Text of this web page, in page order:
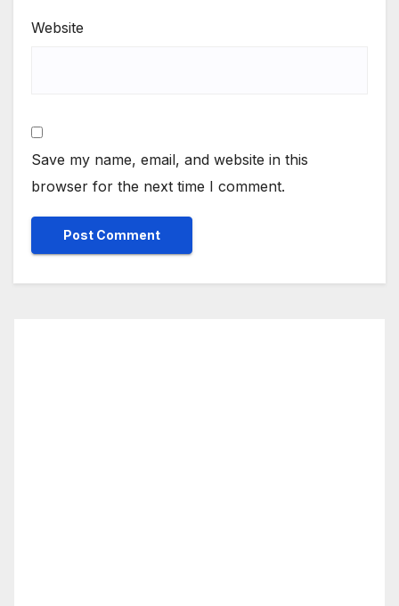
Website
Save my name, email, and website in this
browser for the next time I comment.